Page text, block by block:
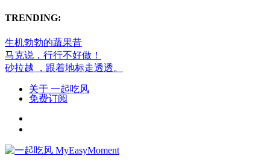
TRENDING:
生机勃勃的蔬果昔
马克说，行行不好做！
砂拉越 ，跟着地标走透透。
关于 一起吃风
免费订阅